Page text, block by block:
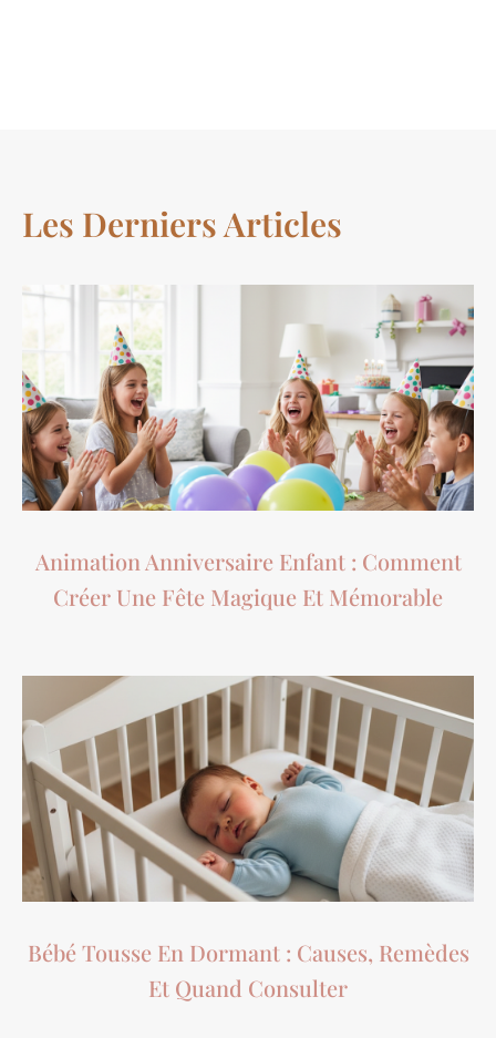
Les Derniers Articles
Animation Anniversaire Enfant : Comment
Créer Une Fête Magique Et Mémorable
Bébé Tousse En Dormant : Causes, Remèdes
Et Quand Consulter